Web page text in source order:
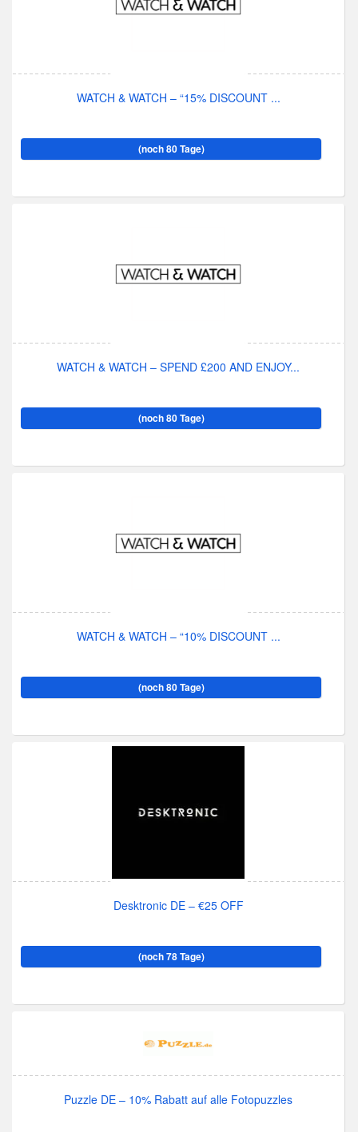
WATCH & WATCH – “15% DISCOUNT ...
(noch 80 Tage)
WATCH & WATCH – SPEND £200 AND ENJOY...
(noch 80 Tage)
WATCH & WATCH – “10% DISCOUNT ...
(noch 80 Tage)
Desktronic DE – €25 OFF
(noch 78 Tage)
Puzzle DE – 10% Rabatt auf alle Fotopuzzles